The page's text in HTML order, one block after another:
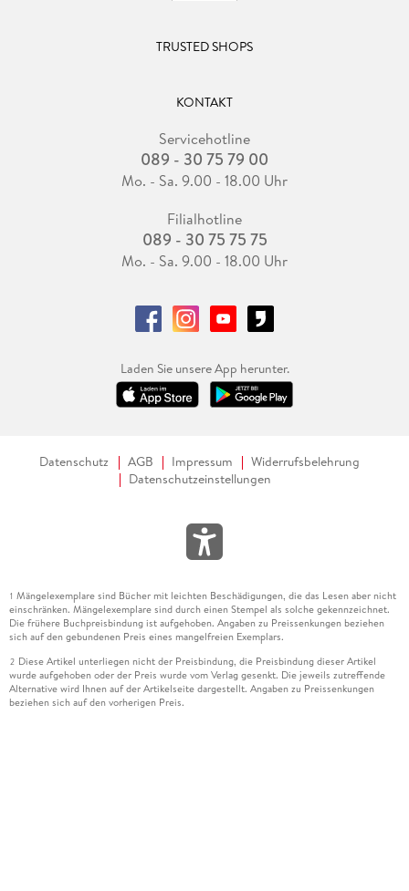
TRUSTED SHOPS
KONTAKT
Servicehotline
089 - 30 75 79 00
Mo. - Sa. 9.00 - 18.00 Uhr
Filialhotline
089 - 30 75 75 75
Mo. - Sa. 9.00 - 18.00 Uhr
Laden Sie unsere App herunter.
Datenschutz AGB Impressum
Widerrufsbelehrung
Datenschutzeinstellungen
1 Mängelexemplare sind Bücher mit leichten Beschädigungen, die das Lesen aber nicht
einschränken. Mängelexemplare sind durch einen Stempel als solche gekennzeichnet.
Die frühere Buchpreisbindung ist aufgehoben. Angaben zu Preissenkungen beziehen
sich auf den gebundenen Preis eines mangelfreien Exemplars.
2 Diese Artikel unterliegen nicht der Preisbindung, die Preisbindung dieser Artikel
wurde aufgehoben oder der Preis wurde vom Verlag gesenkt. Die jeweils zutreffende
Alternative wird Ihnen auf der Artikelseite dargestellt. Angaben zu Preissenkungen
beziehen sich auf den vorherigen Preis.